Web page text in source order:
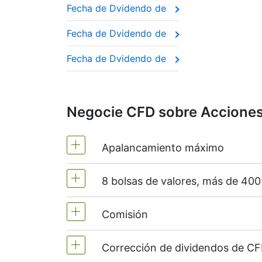
A estas empresas se las suele llamar
año tras año.
Si usted vende (posición corta) un
Este ajuste garantiza que el precio del
Fecha de Dvidendo de
Fecha de Dvidendo de
Fecha de Dvidendo de
Negocie CFD sobre
Apalancamiento máximo
MT4 y MT5 - 1:20 (margen 5%)
NetTradeX - el apalancamiento
8 bolsas de valores, más de
Ofrecemos más de 400 CFD en las
(Australia),TSX(Canadá),HKEx
Comisión
A partir del 0.1% del volumen de la
Corrección de dividendos de